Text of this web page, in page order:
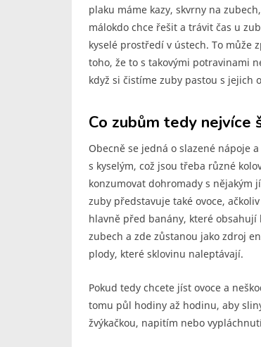
plaku máme kazy, skvrny na
málokdo chce řešit a trávit čas u
kyselé prostředí v ústech. To může
toho, že to s takovými potravinami
když si čistíme zuby pastou s jejich
Co zubům tedy nejvíce
Obecně se jedná o slazené nápoje
s kyselým, což jsou třeba různé
konzumovat dohromady s nějakým
zuby představuje také ovoce,
hlavně před banány, které obsahují
zubech a zde zůstanou jako zdroj
plody, které sklovinu naleptávají.
Pokud tedy chcete jíst ovoce a
tomu půl hodiny až hodinu, aby
žvýkačkou, napitím nebo